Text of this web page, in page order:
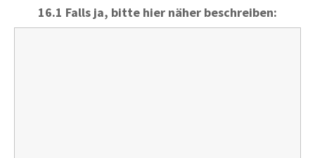
16.1 Falls ja, bitte hier näher beschreiben: